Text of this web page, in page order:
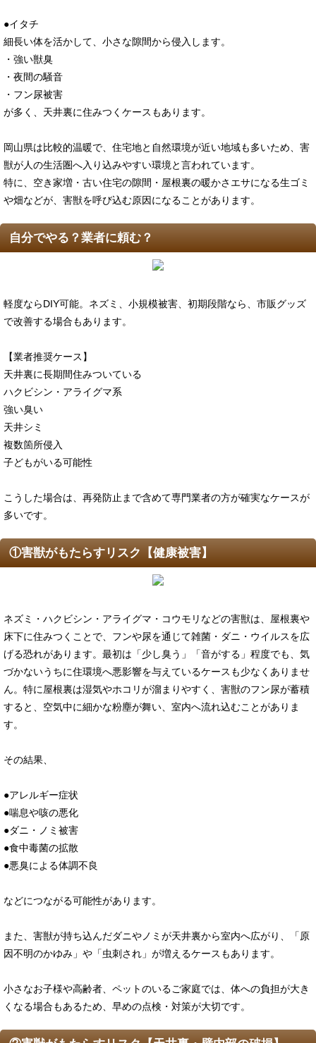
●イタチ
細長い体を活かして、小さな隙間から侵入します。
・強い獣臭
・夜間の騒音
・フン尿被害
が多く、天井裏に住みつくケースもあります。
岡山県は比較的温暖で、住宅地と自然環境が近い地域も多いため、害
獣が人の生活圏へ入り込みやすい環境と言われています。
特に、空き家増・古い住宅の隙間・屋根裏の暖かさエサになる生ゴミ
や畑などが、害獣を呼び込む原因になることがあります。
自分でやる？業者に頼む？
軽度ならDIY可能。ネズミ、小規模被害、初期段階なら、市販グッズ
で改善する場合もあります。
【業者推奨ケース】
天井裏に長期間住みついている
ハクビシン・アライグマ系
強い臭い
天井シミ
複数箇所侵入
子どもがいる可能性
こうした場合は、再発防止まで含めて専門業者の方が確実なケースが
多いです。
①害獣がもたらすリスク【健康被害】
ネズミ・ハクビシン・アライグマ・コウモリなどの害獣は、屋根裏や
床下に住みつくことで、フンや尿を通じて雑菌・ダニ・ウイルスを広
げる恐れがあります。最初は「少し臭う」「音がする」程度でも、気
づかないうちに住環境へ悪影響を与えているケースも少なくありませ
ん。特に屋根裏は湿気やホコリが溜まりやすく、害獣のフン尿が蓄積
すると、空気中に細かな粉塵が舞い、室内へ流れ込むことがありま
す。
その結果、
●アレルギー症状
●喘息や咳の悪化
●ダニ・ノミ被害
●食中毒菌の拡散
●悪臭による体調不良
などにつながる可能性があります。
また、害獣が持ち込んだダニやノミが天井裏から室内へ広がり、「原
因不明のかゆみ」や「虫刺され」が増えるケースもあります。
小さなお子様や高齢者、ペットのいるご家庭では、体への負担が大き
くなる場合もあるため、早めの点検・対策が大切です。